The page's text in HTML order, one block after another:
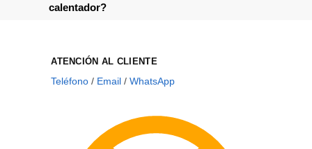
calentador?
ATENCIÓN AL CLIENTE
Teléfono / Email /WhatsApp